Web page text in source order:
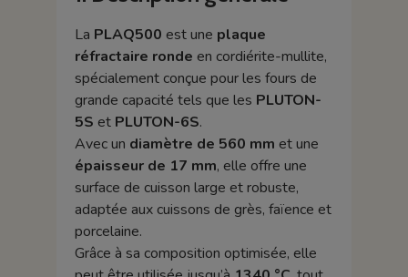
La PLAQ500 est une plaque
réfractaire ronde en cordiérite-mullite,
spécialement conçue pour les fours de
grande capacité tels que les PLUTON-
5S et PLUTON-6S.
Avec un diamètre de 560 mm et une
épaisseur de 17 mm, elle offre une
surface de cuisson large et robuste,
adaptée aux cuissons de grès, faïence et
porcelaine.
Grâce à sa composition optimisée, elle